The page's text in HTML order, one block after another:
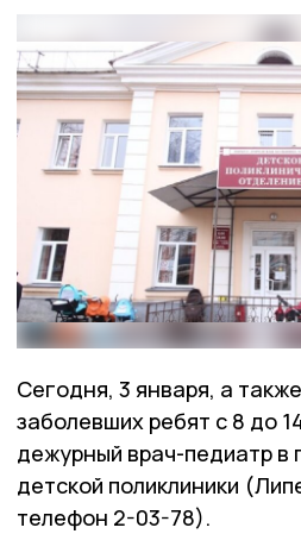
Сегодня, 3 января, а
заболевших ребят с 8 до
дежурный врач-педиатр в
детской поликлиники
телефон 2-03-78).